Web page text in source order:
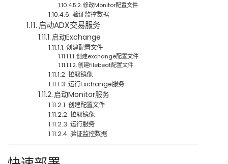
修改Monitor配置文件
验证监控数据
启动ADX交易服务
启动Exchange
创建配置文件
创建exchange配置文件
创建filebeat配置文件
拉取镜像
运行Exchange服务
启动Monitor服务
创建配置文件
拉取镜像
运行服务
验证监控数据